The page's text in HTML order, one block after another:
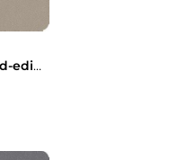
Nbv21 Edge Lined-editie Taupe